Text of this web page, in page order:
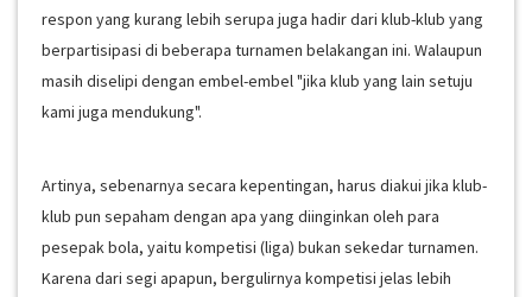
respon yang kurang lebih serupa juga hadir dari klub-klub yang
berpartisipasi di beberapa turnamen belakangan ini. Walaupun
masih diselipi dengan embel-embel "jika klub yang lain setuju
kami juga mendukung".
Artinya, sebenarnya secara kepentingan, harus diakui jika klub-
klub pun sepaham dengan apa yang diinginkan oleh para
pesepak bola, yaitu kompetisi (liga) bukan sekedar turnamen.
Karena dari segi apapun, bergulirnya kompetisi jelas lebih